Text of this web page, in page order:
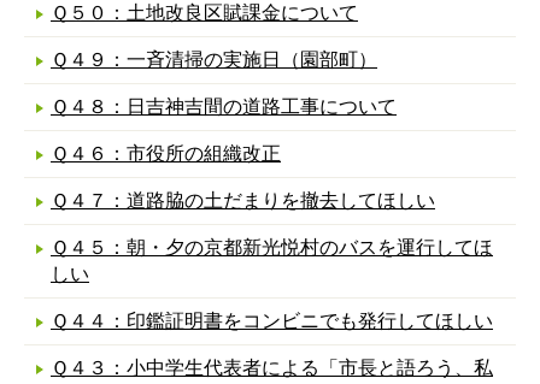
Ｑ５０：土地改良区賦課金について
Ｑ４９：一斉清掃の実施日（園部町）
Ｑ４８：日吉神吉間の道路工事について
Ｑ４６：市役所の組織改正
Ｑ４７：道路脇の土だまりを撤去してほしい
Ｑ４５：朝・夕の京都新光悦村のバスを運行してほ
しい
Ｑ４４：印鑑証明書をコンビニでも発行してほしい
Ｑ４３：小中学生代表者による「市長と語ろう、私